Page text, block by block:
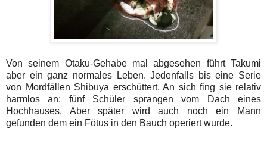
Von seinem Otaku-Gehabe mal abgesehen führt Takumi
aber ein ganz normales Leben. Jedenfalls bis eine Serie
von Mordfällen Shibuya erschüttert. An sich fing sie relativ
harmlos an: fünf Schüler sprangen vom Dach eines
Hochhauses. Aber später wird auch noch ein Mann
gefunden dem ein Fötus in den Bauch operiert wurde.